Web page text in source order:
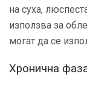
на суха,
използва за
могат да се
Хронична